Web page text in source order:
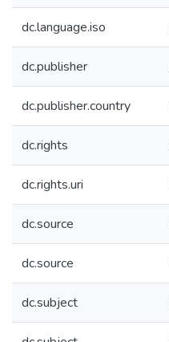
dc.language.iso
dc.publisher
dc.publisher.country
dc.rights
dc.rights.uri
dc.source
dc.source
dc.subject